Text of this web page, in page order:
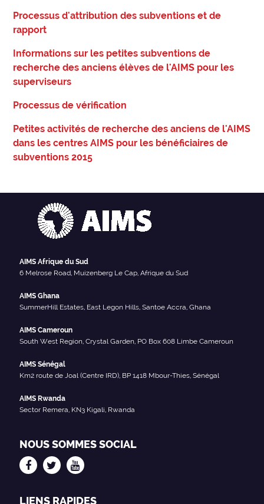
Processus d'attribution des subventions et de
rapport
Informations sur les petites subventions de
recherche des anciens élèves de l'AIMS pour les
superviseurs
Processus de vérification
Petites activités de recherche des anciens de l'AIMS
dans les centres AIMS pour les bénéficiaires de
subventions 2015
AIMS Afrique du Sud
6 Melrose Road, Muizenberg Le Cap, Afrique du Sud
AIMS Ghana
SummerHill Estates, East Legon Hills, Santoe Accra, Ghana
AIMS Cameroun
South West Region, Crystal Garden, PO Box 608 Limbe Cameroun
AIMS Sénégal
Km2 route de Joal (Centre IRD), BP 1418 Mbour-Thies, Sénégal
AIMS Rwanda
Sector Remera, KN3 Kigali, Rwanda
NOUS SOMMES SOCIAL
LIENS RAPIDES